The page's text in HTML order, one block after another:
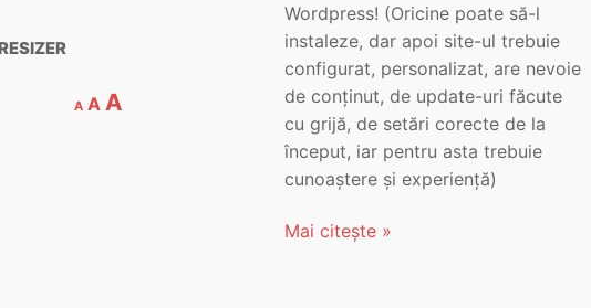
A A A
Wordpress! (Oricine poate să-l
instaleze, dar apoi site-ul trebuie
configurat, personalizat, are nevoie
de conținut, de update-uri făcute
cu grijă, de setări corecte de la
început, iar pentru asta trebuie
cunoaștere și experiență)
Mai citește »